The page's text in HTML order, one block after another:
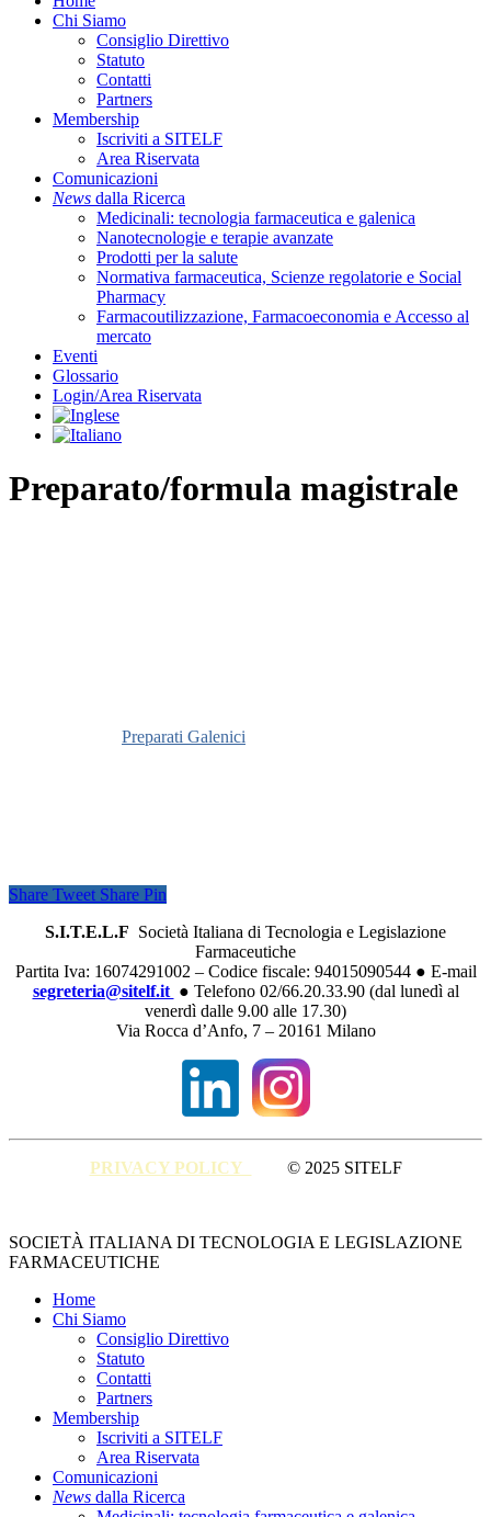
Chi Siamo
Consiglio Direttivo
Statuto
Contatti
Partners
Membership
Iscriviti a SITELF
Area Riservata
Comunicazioni
News dalla Ricerca
Medicinali: tecnologia farmaceutica e galenica
Nanotecnologie e terapie avanzate
Prodotti per la salute
Normativa farmaceutica, Scienze regolatorie e Social
Pharmacy
Farmacoutilizzazione, Farmacoeconomia e Accesso al
mercato
Eventi
Glossario
Login/Area Riservata
Preparato/formula magistrale
Preparati Galenici
Share Tweet Share Pin
S.I.T.E.L.F Società Italiana di Tecnologia e Legislazione
Farmaceutiche
Partita Iva: 16074291002 – Codice fiscale: 94015090544 ● E-mail
segreteria@sitelf.it ● Telefono 02/66.20.33.90 (dal lunedì al
venerdì dalle 9.00 alle 17.30)
Via Rocca d’Anfo, 7 – 20161 Milano
PRIVACY POLICY © 2025 SITELF
Close
Menu
SOCIETÀ ITALIANA DI TECNOLOGIA E LEGISLAZIONE
FARMACEUTICHE
Home
Chi Siamo
Consiglio Direttivo
Statuto
Contatti
Partners
Membership
Iscriviti a SITELF
Area Riservata
Comunicazioni
News dalla Ricerca